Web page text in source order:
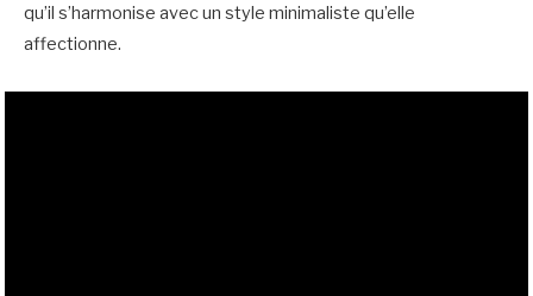
qu’il s’harmonise avec un style minimaliste qu’elle
affectionne.